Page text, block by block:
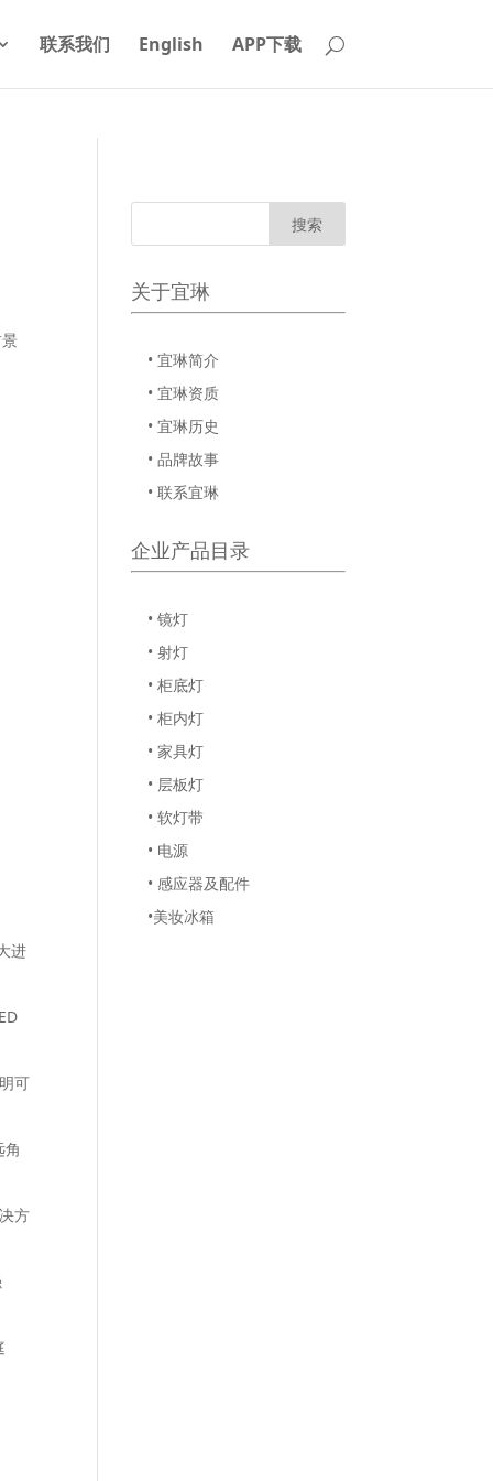
联系我们 English APP下载
进
可
方
关于宜琳
• 宜琳简介
• 宜琳资质
• 宜琳历史
• 品牌故事
• 联系宜琳
企业产品目录
• 镜灯
• 射灯
• 柜底灯
• 柜内灯
• 家具灯
• 层板灯
• 软灯带
• 电源
• 感应器及配件
•美妆冰箱